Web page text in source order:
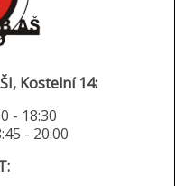
Kostelní 14:
- 18:30
- 20:00